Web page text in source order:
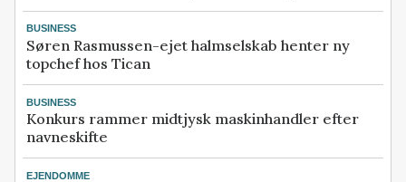
BUSINESS
Søren Rasmussen-ejet halmselskab henter ny
topchef hos Tican
BUSINESS
Konkurs rammer midtjysk maskinhandler efter
navneskifte
EJENDOMME